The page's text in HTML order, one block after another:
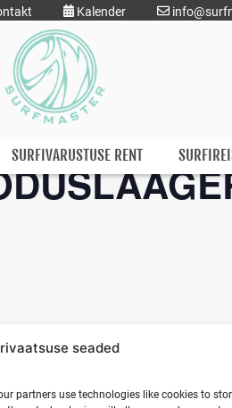
seaded
partners use technologies like cookies to
Kalender
SURFIVARUSTUSE RENT